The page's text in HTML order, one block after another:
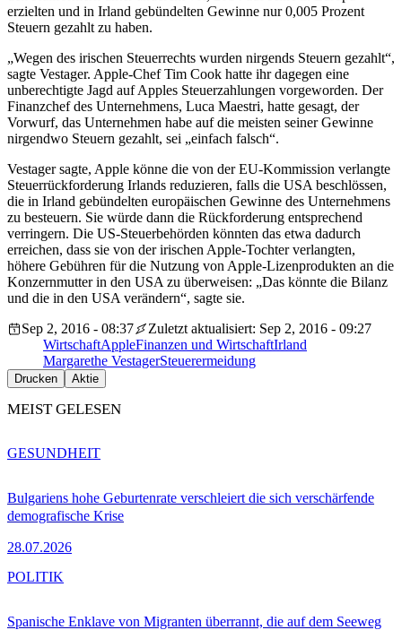
erzielten und in Irland gebündelten Gewinne nur 0,005 Prozent
Steuern gezahlt zu haben.
„Wegen des irischen Steuerrechts wurden nirgends Steuern gezahlt“,
sagte Vestager. Apple-Chef Tim Cook hatte ihr dagegen eine
unberechtigte Jagd auf Apples Steuerzahlungen vorgeworden. Der
Finanzchef des Unternehmens, Luca Maestri, hatte gesagt, der
Vorwurf, das Unternehmen habe auf die meisten seiner Gewinne
nirgendwo Steuern gezahlt, sei „einfach falsch“.
Vestager sagte, Apple könne die von der EU-Kommission verlangte
Steuerrückforderung Irlands reduzieren, falls die USA beschlössen,
die in Irland gebündelten europäischen Gewinne des Unternehmens
zu besteuern. Sie würde dann die Rückforderung entsprechend
verringern. Die US-Steuerbehörden könnten das etwa dadurch
erreichen, dass sie von der irischen Apple-Tochter verlangten,
höhere Gebühren für die Nutzung von Apple-Lizenprodukten an die
Konzernmutter in den USA zu überweisen: „Das könnte die Bilanz
und die in den USA verändern“, sagte sie.
Sep 2, 2016 - 08:37
Zuletzt aktualisiert: Sep 2, 2016 - 09:27
WirtschaftAppleFinanzen und WirtschaftIrland
Margarethe VestagerSteuerermeidung
Drucken Aktie
MEIST GELESEN
Bulgariens hohe Geburtenrate verschleiert die sich verschärfende
demografische Krise
28.07.2026
GESUNDHEIT
Spanische Enklave von Migranten überrannt, die auf dem Seeweg
POLITIK